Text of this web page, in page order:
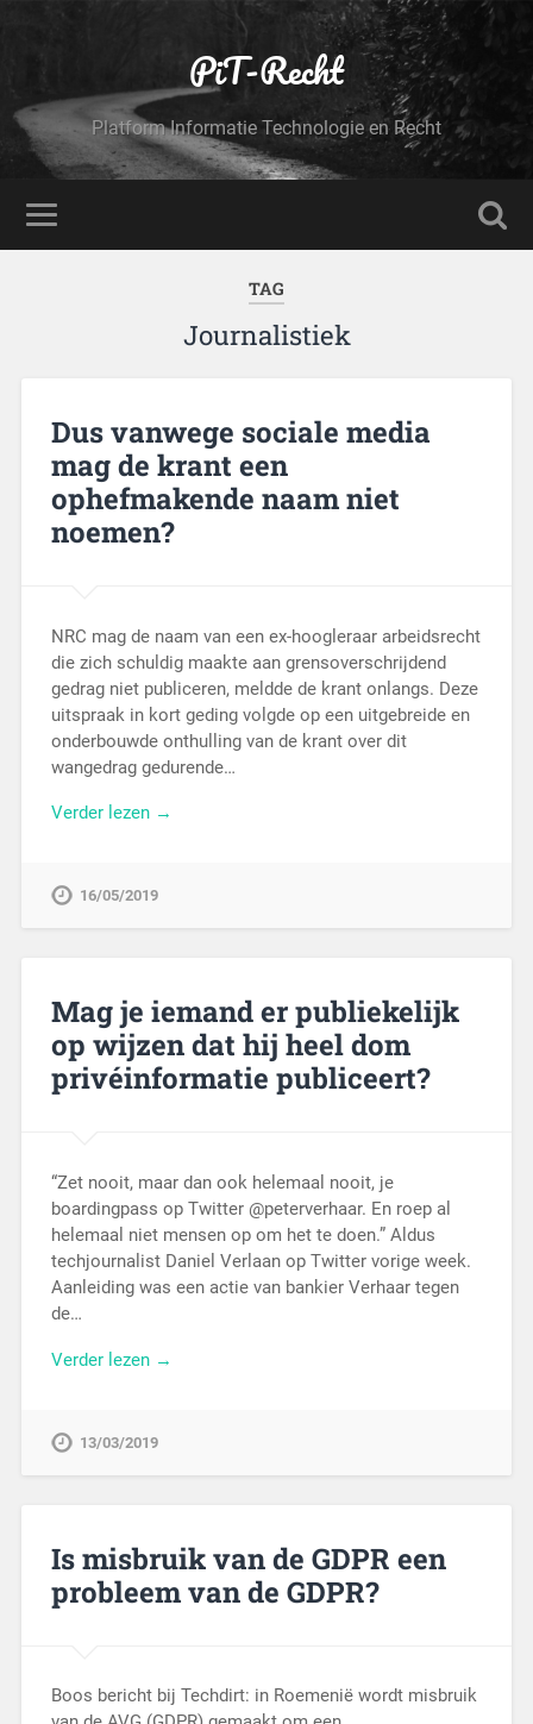
PiT-Recht
Platform Informatie Technologie en Recht
TAG
Journalistiek
Dus vanwege sociale media
mag de krant een
ophefmakende naam niet
noemen?
NRC mag de naam van een ex-hoogleraar arbeidsrecht
die zich schuldig maakte aan grensoverschrijdend
gedrag niet publiceren, meldde de krant onlangs. Deze
uitspraak in kort geding volgde op een uitgebreide en
onderbouwde onthulling van de krant over dit
wangedrag gedurende…
Verder lezen →
16/05/2019
Mag je iemand er publiekelijk
op wijzen dat hij heel dom
privéinformatie publiceert?
“Zet nooit, maar dan ook helemaal nooit, je
boardingpass op Twitter @peterverhaar. En roep al
helemaal niet mensen op om het te doen.” Aldus
techjournalist Daniel Verlaan op Twitter vorige week.
Aanleiding was een actie van bankier Verhaar tegen
de…
Verder lezen →
13/03/2019
Is misbruik van de GDPR een
probleem van de GDPR?
Boos bericht bij Techdirt: in Roemenië wordt misbruik